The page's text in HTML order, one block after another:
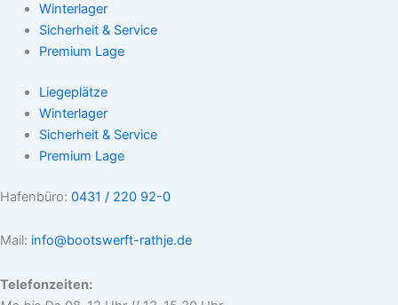
Winterlager
Sicherheit & Service
Premium Lage
Liegeplätze
Winterlager
Sicherheit & Service
Premium Lage
Hafenbüro: 0431 / 220 92-0
Mail: info@bootswerft-rathje.de
Telefonzeiten: